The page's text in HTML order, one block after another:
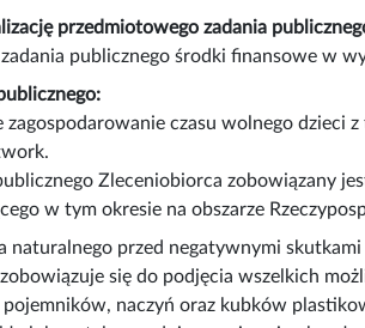
przedmiotowego zadania
publicznego środki finansowe w
zagospodarowanie czasu wolnego dzieci
Zleceniobiorca zobowiązany
w tym okresie na obszarze
naturalnego przed negatywnymi
się do podjęcia wszelkich
naczyń oraz kubków